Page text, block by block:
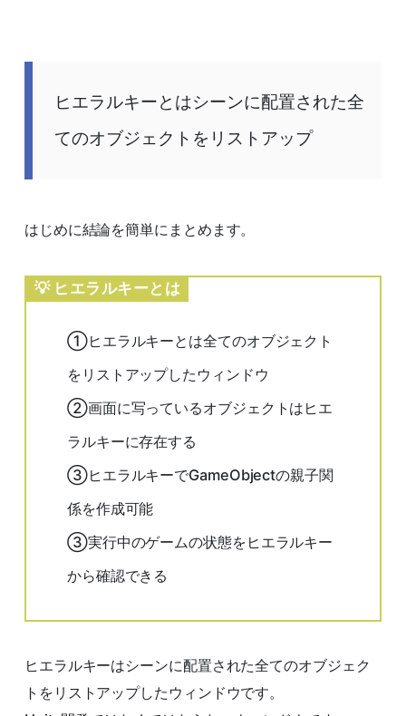
ヒエラルキーとはシーンに配置された全
てのオブジェクトをリストアップ
はじめに結論を簡単にまとめます。
ヒエラルキーとは
①ヒエラルキーとは全てのオブジェクト
をリストアップしたウィンドウ
②画面に写っているオブジェクトはヒエ
ラルキーに存在する
③ヒエラルキーでGameObjectの親子関
係を作成可能
③実行中のゲームの状態をヒエラルキー
から確認できる
ヒエラルキーはシーンに配置された全てのオブジェク
トをリストアップしたウィンドウです。